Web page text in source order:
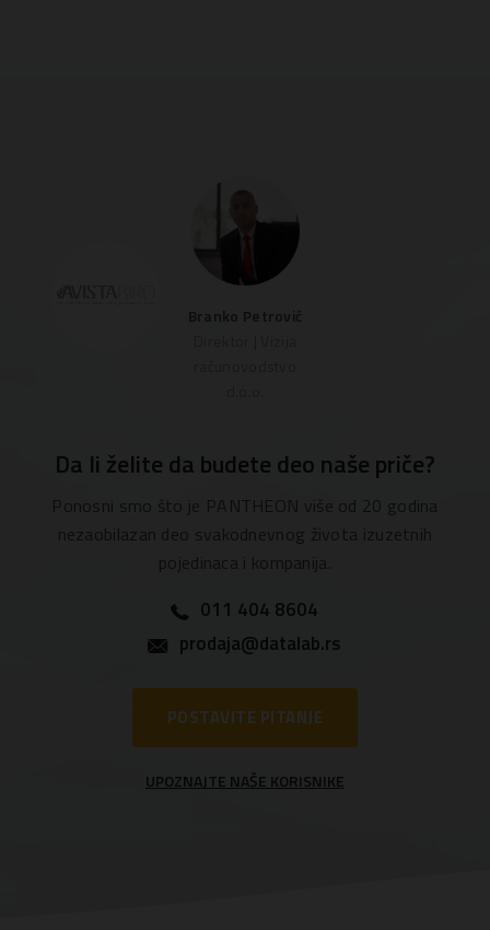
Branko Petrović
Da li želite da budete deo naše priče?
Ponosni smo što je PANTHEON više od 20 godina
nezaobilazan deo svakodnevnog života izuzetnih
pojedinaca i kompanija.
011 404 8604
prodaja@datalab.rs
POSTAVITE PITANJE
UPOZNAJTE NAŠE KORISNIKE